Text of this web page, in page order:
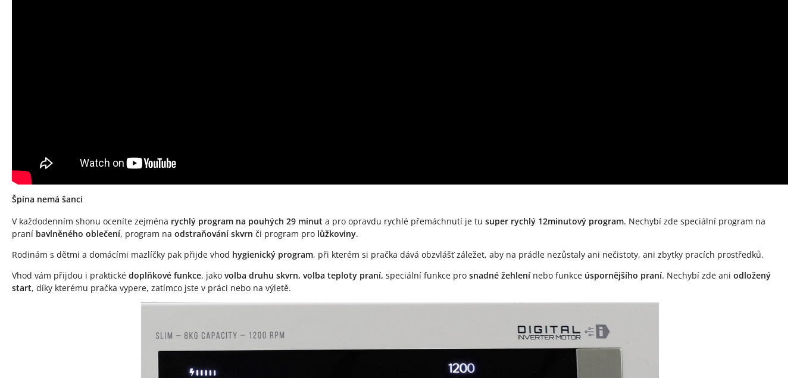
Špína nemá šanci
V každodenním shonu oceníte zejména rychlý program na pouhých 29 minut a pro opravdu rychlé přemáchnutí je tu super rychlý 12minutový program. Nechybí zde speciální program na
praní bavlněného oblečení, program na odstraňování skvrn či program pro lůžkoviny.
Rodinám s dětmi a domácími mazlíčky pak přijde vhod hygienický program, při kterém si pračka dává obzvlášť záležet, aby na prádle nezůstaly ani nečistoty, ani zbytky pracích prostředků.
Vhod vám přijdou i praktické doplňkové funkce, jako volba druhu skvrn, volba teploty praní, speciální funkce pro snadné žehlení nebo funkce úspornějšího praní. Nechybí zde ani odložený
start, díky kterému pračka vypere, zatímco jste v práci nebo na výletě.